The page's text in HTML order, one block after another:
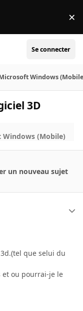
×
Se connecter
Windows
3D
Windows (Mobile)
un nouveau sujet
que selui du
et ou pourrai-je le